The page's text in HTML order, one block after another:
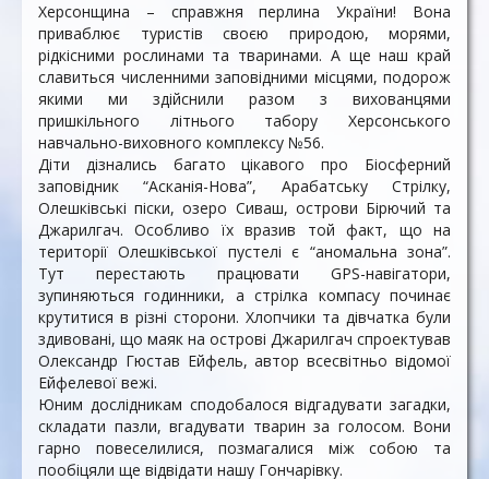
Херсонщина – справжня перлина України! Вона
приваблює туристів своєю природою, морями,
рідкісними рослинами та тваринами. А ще наш край
славиться численними заповідними місцями, подорож
якими ми здійснили разом з вихованцями
пришкільного літнього табору Херсонського
навчально-виховного комплексу №56.
Діти дізнались багато цікавого про Біосферний
заповідник “Асканія-Нова”, Арабатську Стрілку,
Олешківські піски, озеро Сиваш, острови Бірючий та
Джарилгач. Особливо їх вразив той факт, що на
території Олешківської пустелі є “аномальна зона”.
Тут перестають працювати GPS-навігатори,
зупиняються годинники, а стрілка компасу починає
крутитися в різні сторони. Хлопчики та дівчатка були
здивовані, що маяк на острові Джарилгач спроектував
Олександр Гюстав Ейфель, автор всесвітньо відомої
Ейфелевої вежі.
Юним дослідникам сподобалося відгадувати загадки,
складати пазли, вгадувати тварин за голосом. Вони
гарно повеселилися, позмагалися між собою та
пообіцяли ще відвідати нашу Гончарівку.